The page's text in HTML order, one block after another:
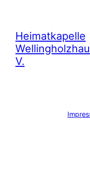
Heimatkapelle
V.